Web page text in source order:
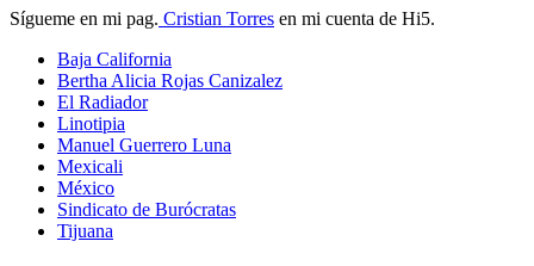
Sígueme en mi pag. Cristian Torres en mi cuenta de Hi5.
Baja California
Bertha Alicia Rojas Canizalez
El Radiador
Linotipia
Manuel Guerrero Luna
Mexicali
México
Sindicato de Burócratas
Tijuana